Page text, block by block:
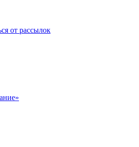
от рассылок